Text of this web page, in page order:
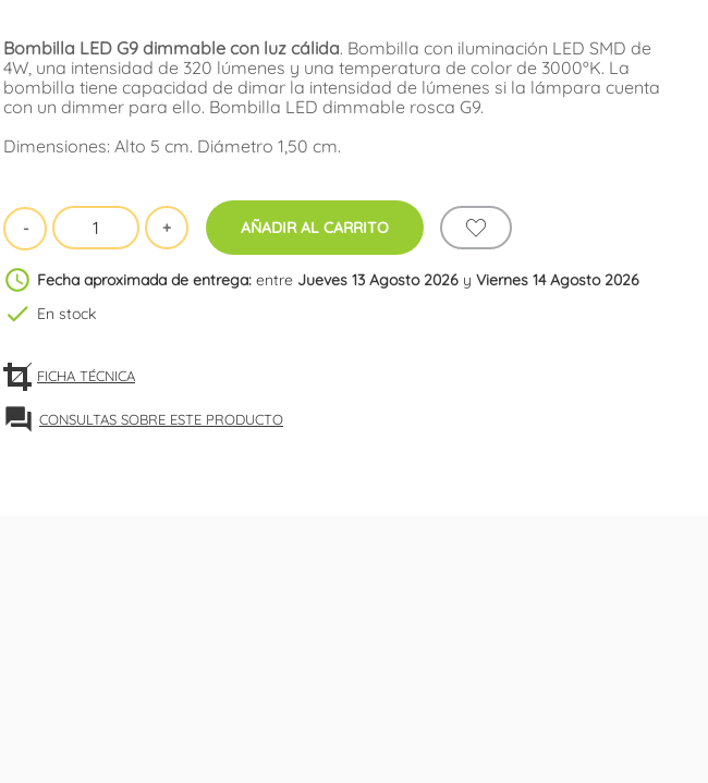
Bombilla LED G9 dimmable con luz cálida. Bombilla con iluminación LED SMD de
4W, una intensidad de 320 lúmenes y una temperatura de color de 3000ºK. La
bombilla tiene capacidad de dimar la intensidad de lúmenes si la lámpara cuenta
con un dimmer para ello. Bombilla LED dimmable rosca G9.
Dimensiones: Alto 5 cm. Diámetro 1,50 cm.
AÑADIR AL CARRITO
schedule Fecha aproximada de entrega: entre Jueves 13 Agosto 2026 y Viernes 14 Agosto 2026
check En stock
FICHA TÉCNICA
forum CONSULTAS SOBRE ESTE PRODUCTO